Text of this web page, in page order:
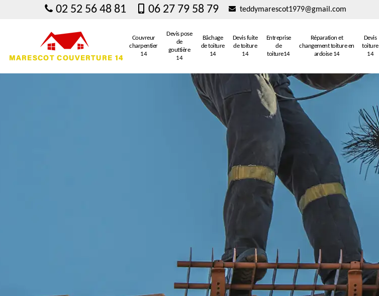
02 52 56 48 81 06 27 79 58 79 teddymarescot1979@gmail.com
Couvreur
charpentier
14
Devis pose
de
gouttière
14
Bâchage
de toiture
14
Devis fuite
de toiture
14
Entreprise
de
toiture14
Réparation et
changement toiture en
ardoise 14
Devis
toiture
14